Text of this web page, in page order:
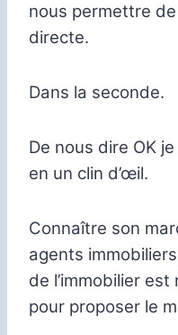
nous permettre
directe.
Dans la seconde.
De nous dire OK
en un clin d’œil.
Connaître son
agents
de l’immobilier
pour proposer le